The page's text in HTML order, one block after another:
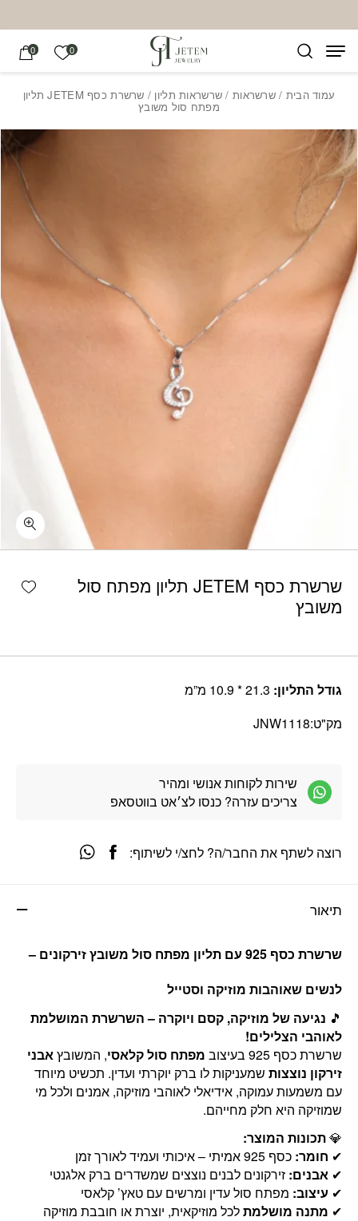
0 הרשימה
0
עמוד הבית /שרשראות / שרשראות תליון / שרשרת כסף JETEM תליון
מפתח סול משובץ
שרשרת כסף JETEM תליון מפתח סול
משובץ
גודל התליון:
מק"ט:JNW1118
שירות לקוחות אנושי ומהיר
צריכים עזרה? כנסו לצ׳אט בווטסאפ
תיאור
שרשרת כסף 925 עם תליון מפתח סול משובץ זירקונים –
לנשים שאוהבות מוזיקה וסטייל
🎵 נגיעה של מוזיקה, קסם ויוקרה – השרשרת המושלמת
לאוהבי הצלילים!
שרשרת כסף 925 בעיצוב
מפתח סול קלאסי, המשובץאבני
זירקון נוצצותשמעניקות לו ברק יוקרתי ועדין. תכשיט מיוחד
עם משמעות עמוקה, אידיאלי לאוהבי מוזיקה, אמנים ולכל מי
שמוזיקה היא חלק מחייהם.
💎תכונות המוצר:
✔ חומר: כסף 925 אמיתי – איכותי ועמיד לאורך זמן
✔ אבנים: זירקונים לבנים נוצצים שמשדרים ברק אלגנטי
✔ עיצוב: מפתח סול עדין ומרשים עם טאץ’ קלאסי
✔ מתנה מושלמתלכל מוזיקאית, יוצרת או חובבת מוזיקה
רוצה לשתף את החבר/ה? לחצ/י לשיתוף: